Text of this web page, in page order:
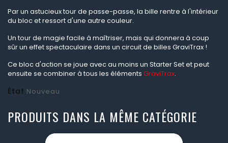
Par un astucieux tour de passe-passe, la bille rentre à l'intérieur
du bloc et ressort d'une autre couleur.
Un tour de magie facile à maîtriser, mais qui donnera à coup
sûr un effet spectaculaire dans un circuit de billes GraviTrax !
Ce bloc d'action se joue avec au moins un Starter Set et peut
ensuite se combiner à tous les éléments GraviTrax.
État Nouveau
PRODUITS DANS LA MÊME CATÉGORIE